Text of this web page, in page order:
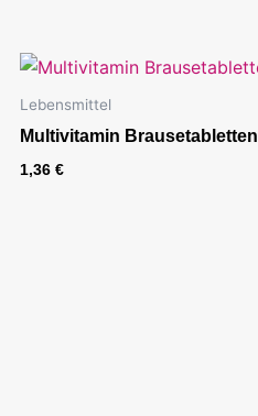
Lebensmittel
Multivitamin Brausetabletten
1,36 €